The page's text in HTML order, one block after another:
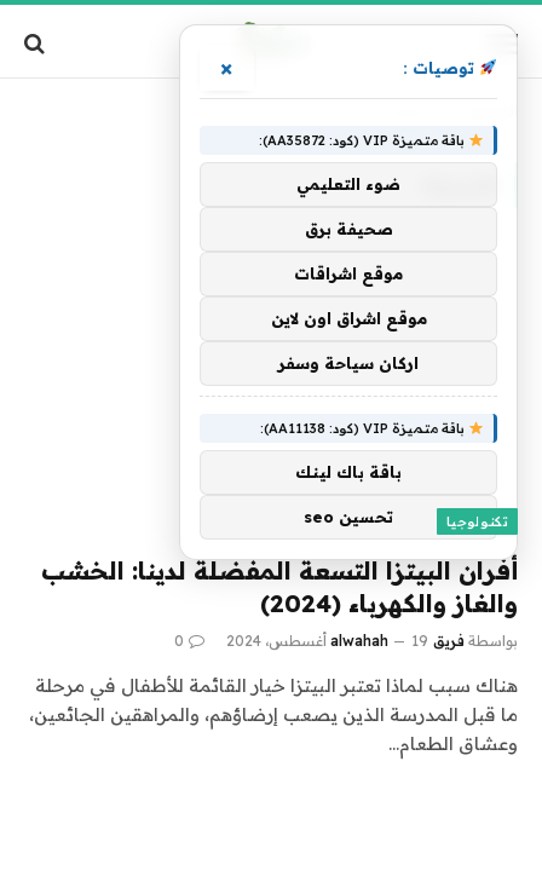
تكنولوجيا
أفران البيتزا التسعة المفضلة لدينا: الخشب
والغاز والكهرباء (2024)
بواسطة فريق alwahah 19 أغسطس، 2024 0
هناك سبب لماذا تعتبر البيتزا خيار القائمة للأطفال في مرحلة
ما قبل المدرسة الذين يصعب إرضاؤهم، والمراهقين الجائعين،
وعشاق الطعام…
توصيات : ×
باقة متميزة VIP (كود: AA35872):
ضوء التعليمي
صحيفة برق
موقع اشراقات
موقع اشراق اون لاين
اركان سياحة وسفر
باقة متميزة VIP (كود: AA11138):
باقة باك لينك
تحسين seo